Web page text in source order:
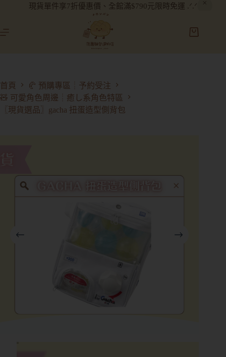
現貨單件享7折優惠價、全館滿$790元限時免運 .ᐟ.ᐟ
首頁
🥐 預購專區┊予約受注
🧸 可愛角色周邊┊癒し系角色特區
〖現貨選品〗gacha 扭蛋造型側背包